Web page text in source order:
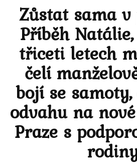
Zůstat sama v
Příběh
třiceti letech
čelí
bojí se
odvahu na
Praze s